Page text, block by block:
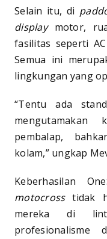
Selain itu, di
displaymotor,
fasilitas seperti
Semua ini
lingkungan yang
“Tentu ada
mengutamakan
pembalap,
kolam,” ungkap
Keberhasilan
motocrosstidak
mereka di
profesionalisme